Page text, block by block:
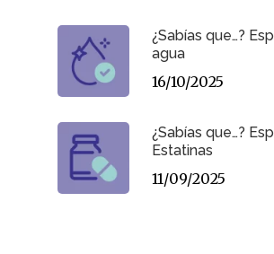
¿Sabías que…?
agua
16/10/2025
¿Sabías que…?
Estatinas
11/09/2025